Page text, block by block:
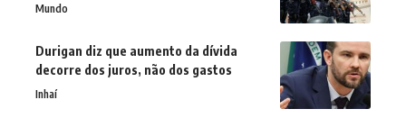
Mundo
Durigan diz que aumento da dívida
decorre dos juros, não dos gastos
Inhaí